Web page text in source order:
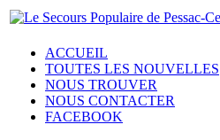
ACCUEIL
TOUTES LES NOUVELLES
NOUS TROUVER
NOUS CONTACTER
FACEBOOK